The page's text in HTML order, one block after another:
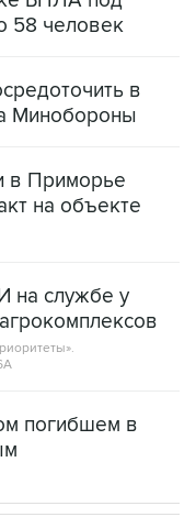
в
Приморье
на службе у
погибшем в